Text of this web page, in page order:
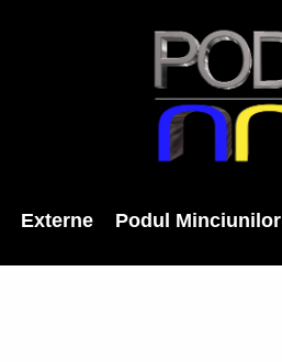
Externe Podul Minciunilor